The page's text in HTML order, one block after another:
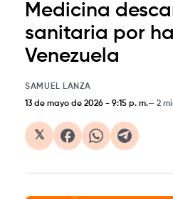
Medicina
sanitaria por
Venezuela
SAMUEL LANZA
13 de mayo de 2026 - 9:15 p. m. 2
𝕏